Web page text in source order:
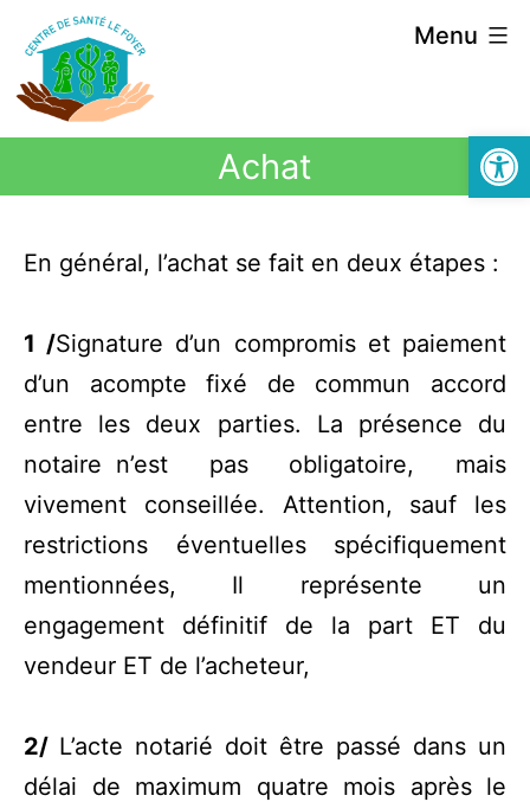
Ouvrir
Menu
Achat
En général, l’achat se fait en deux étapes :
1 /Signature d’un compromis et paiement
d’un acompte fixé de commun accord
entre les deux parties. La présence du
notaire n’est pas obligatoire, mais
vivement conseillée. Attention, sauf les
restrictions éventuelles spécifiquement
mentionnées, Il représente un
engagement définitif de la part ET du
vendeur ET de l’acheteur,
2/ L’acte notarié doit être passé dans un
délai de maximum quatre mois après le